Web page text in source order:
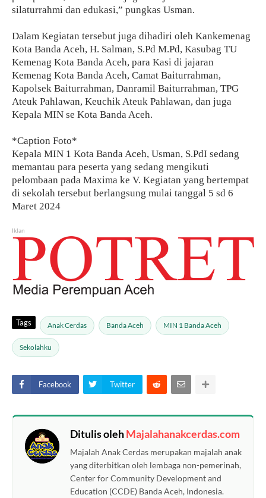
silaturrahmi dan edukasi,” pungkas Usman.
Dalam Kegiatan tersebut juga dihadiri oleh Kankemenag
Kota Banda Aceh, H. Salman, S.Pd M.Pd, Kasubag TU
Kemenag Kota Banda Aceh, para Kasi di jajaran
Kemenag Kota Banda Aceh, Camat Baiturrahman,
Kapolsek Baiturrahman, Danramil Baiturrahman, TPG
Ateuk Pahlawan, Keuchik Ateuk Pahlawan, dan juga
Kepala MIN se Kota Banda Aceh.
*Caption Foto*
Kepala MIN 1 Kota Banda Aceh, Usman, S.PdI sedang
memantau para peserta yang sedang mengikuti
pelombaan pada Maxima ke V. Kegiatan yang bertempat
di sekolah tersebut berlangsung mulai tanggal 5 sd 6
Maret 2024
Iklan
Tags Anak Cerdas Banda Aceh MIN 1 Banda Aceh
Sekolahku
Facebook Twitter
Ditulis olehMajalahanakcerdas.com
Majalah Anak Cerdas merupakan majalah anak
yang diterbitkan oleh lembaga non-pemerinah,
Center for Community Development and
Education (CCDE) Banda Aceh, Indonesia.